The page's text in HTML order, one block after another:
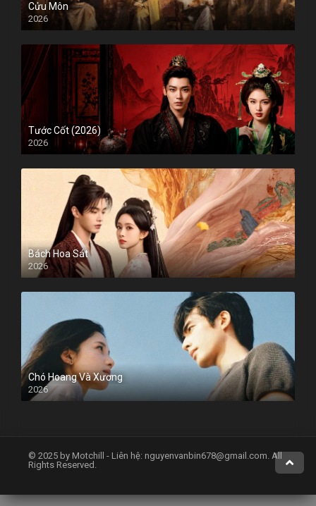
Cửu Môn
2026
Tước Cốt (2026)
2026
Bách Hoa Sát
2026
Chó Hoang Và Xương
2026
© 2025 by Motchill - Liên hệ: nguyenvanbin678@gmail.com. All
Rights Reserved.